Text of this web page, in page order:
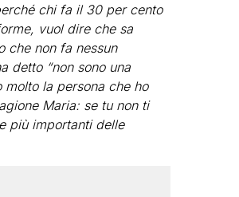
chi fa il 30 per cento
vuol dire che sa
che non fa nessun
detto “non sono una
molto la persona che ho
Maria: se tu non ti
più importanti delle
Star, la festa di
con tutte le grandi
compie 15 anni: il video